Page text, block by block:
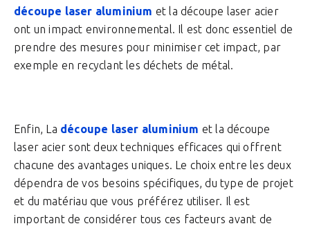
découpe laser aluminium et la découpe laser acier
ont un impact environnemental. Il est donc essentiel de
prendre des mesures pour minimiser cet impact, par
exemple en recyclant les déchets de métal.
Enfin, La découpe laser aluminium et la découpe
laser acier sont deux techniques efficaces qui offrent
chacune des avantages uniques. Le choix entre les deux
dépendra de vos besoins spécifiques, du type de projet
et du matériau que vous préférez utiliser. Il est
important de considérer tous ces facteurs avant de